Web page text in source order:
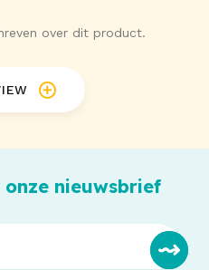
over dit product.
nieuwsbrief